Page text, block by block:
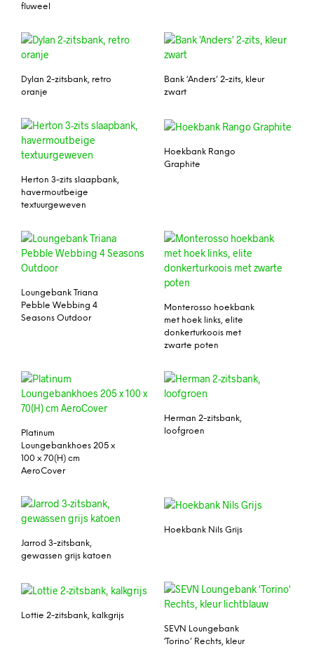
fluweel
Dylan 2-zitsbank, retro
oranje
Bank ‘Anders’ 2-zits, kleur
zwart
Herton 3-zits slaapbank,
havermoutbeige
textuurgeweven
Hoekbank Rango
Graphite
Loungebank Triana
Pebble Webbing 4
Seasons Outdoor
Monterosso hoekbank
met hoek links, elite
donkerturkoois met
zwarte poten
Platinum
Loungebankhoes 205 x
100 x 70(H) cm
AeroCover
Herman 2-zitsbank,
loofgroen
Jarrod 3-zitsbank,
gewassen grijs katoen
Hoekbank Nils Grijs
Lottie 2-zitsbank, kalkgrijs
SEVN Loungebank
‘Torino’ Rechts, kleur